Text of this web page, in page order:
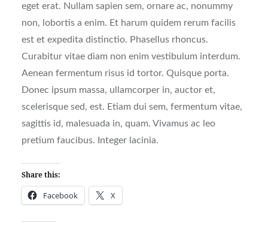
eget erat. Nullam sapien sem, ornare ac, nonummy
non, lobortis a enim. Et harum quidem rerum facilis
est et expedita distinctio. Phasellus rhoncus.
Curabitur vitae diam non enim vestibulum interdum.
Aenean fermentum risus id tortor. Quisque porta.
Donec ipsum massa, ullamcorper in, auctor et,
scelerisque sed, est. Etiam dui sem, fermentum vitae,
sagittis id, malesuada in, quam. Vivamus ac leo
pretium faucibus. Integer lacinia.
Share this:
Facebook X